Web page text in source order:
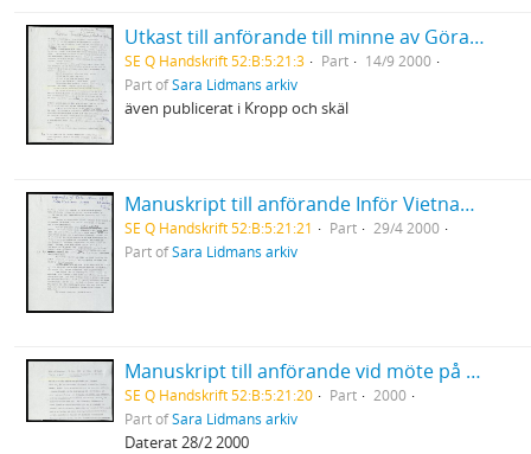
Utkast till anförande till minne av Göran Tunström "Göran Tunströms andra hjärna" Musikhögskolan Göteborg
SE Q Handskrift 52:B:5:21:3 Part
14/9 2000
Part ofSara Lidmans arkiv
även publicerat i Kropp och skäl
Manuskript till anförande Inför Vietnams seger - 25 årsdagen Katasalen ABF
SE Q Handskrift 52:B:5:21:21 Part
29/4 2000
Part ofSara Lidmans arkiv
Manuskript till anförande vid möte på Palmedagen "Vad kan vi göra?" Internationell solidaritet och vårt ansvar
SE Q Handskrift 52:B:5:21:20 Part
2000
Part ofSara Lidmans arkiv
Daterat 28/2 2000